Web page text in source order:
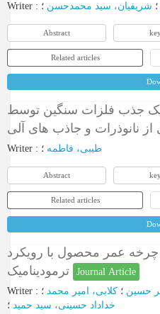
Writer : ؛ شریفیان، سید محمدحسن ؛
Abstract
Related articles
ﺟﺬب ﻓﻠﺰات ﺳﻨﮕﯿﻦ ﺗﻮﺳﻂ
Writer : طیبی، فاطمه ؛
Abstract
Related articles
عمر محصول با رویکرد
Journal Article
Writer : حسین ؛ کلابی، امیر محمد
خداداد حسینی، سید حمید ؛